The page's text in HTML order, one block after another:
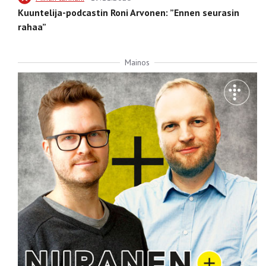
Kuuntelija-podcastin Roni Arvonen: ”Ennen seurasin
rahaa”
Mainos